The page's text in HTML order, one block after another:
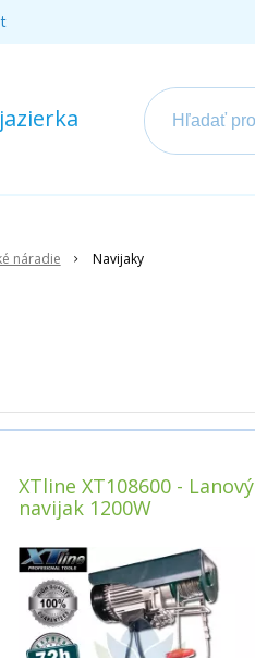
náradie Navijaky
XTline XT108600 - Lanový
navijak 1200W